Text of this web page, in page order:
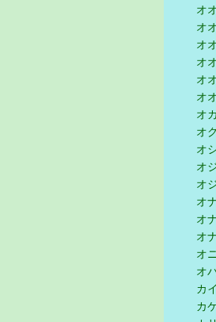
オ
オ
オ
オ
オ
オ
オ
オ
オ
オ
オ
オ
オ
オ
オ
オ
カ
カ